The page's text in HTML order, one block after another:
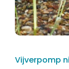
Vijverpomp